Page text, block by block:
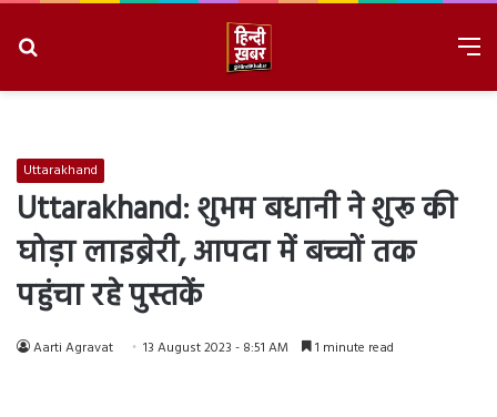
Uttarakhand
Uttarakhand: शुभम बधानी ने शुरू की
घोड़ा लाइब्रेरी, आपदा में बच्चों तक
पहुंचा रहे पुस्तकें
Aarti Agravat 13 August 2023 - 8:51 AM 1 minute read